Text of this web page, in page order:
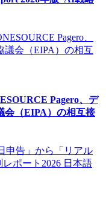
Pagero、デ
会（EIPA）の相互接